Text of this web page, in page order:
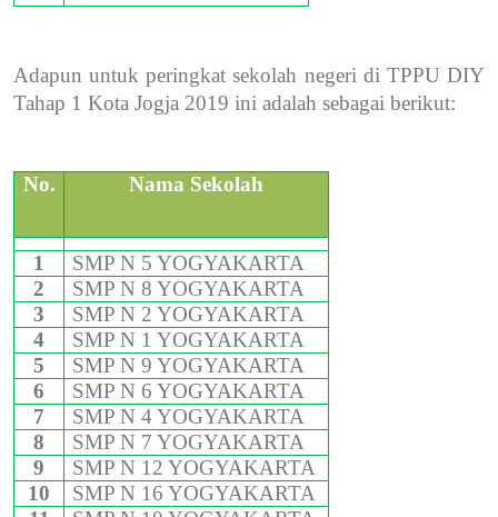
Adapun untuk peringkat sekolah negeri di TPPU DIY
Tahap 1 Kota Jogja 2019 ini adalah sebagai berikut:
No. Nama Sekolah
1
SMP N 5 YOGYAKARTA
2
SMP N 8 YOGYAKARTA
3
SMP N 2 YOGYAKARTA
4
SMP N 1 YOGYAKARTA
5
SMP N 9 YOGYAKARTA
6
SMP N 6 YOGYAKARTA
7
SMP N 4 YOGYAKARTA
8
SMP N 7 YOGYAKARTA
9
SMP N 12 YOGYAKARTA
10
SMP N 16 YOGYAKARTA